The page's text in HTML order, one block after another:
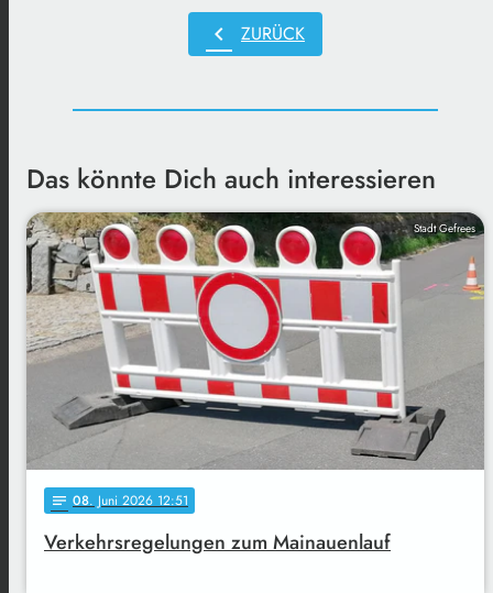
chevron_left ZURÜCK
Das könnte Dich auch interessieren
Stadt Gefrees
notes 08. Juni 2026 12:51
Verkehrsregelungen zum Mainauenlauf